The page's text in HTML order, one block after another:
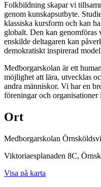
Folkbildning skapar vi
genom kunskapsutbyte.
klassiska kursform och kan
globalt. Den kan genomföras
enskilde deltagaren kan
demokratiskt inspirerad
Medborgarskolan är ett
möjlighet att lära, utvecklas
andra människor. Vi har en
föreningar och
Ort
Medborgarskolan
Viktoriaesplanaden 8C,
Visa på karta